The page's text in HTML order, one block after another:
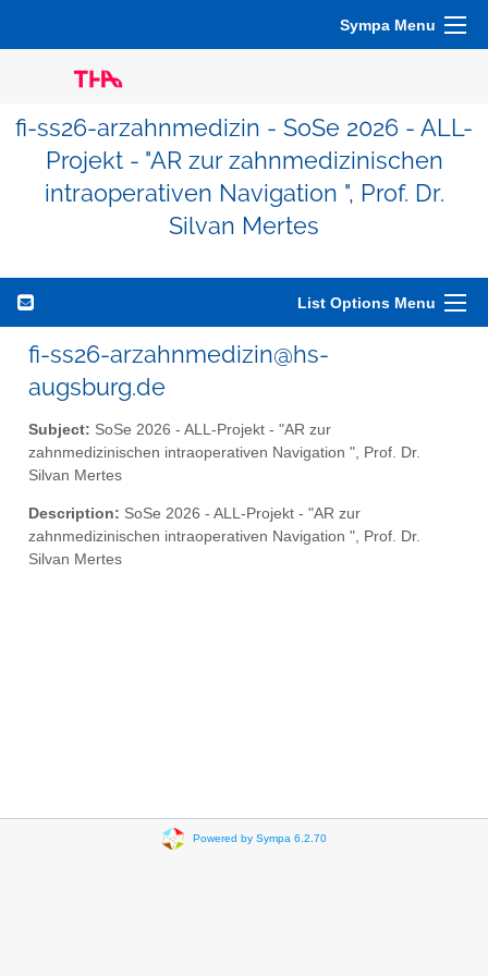
Sympa Menu
fi-ss26-arzahnmedizin - SoSe 2026 - ALL-
Projekt - "AR zur zahnmedizinischen
intraoperativen Navigation ", Prof. Dr.
Silvan Mertes
List Options Menu
fi-ss26-arzahnmedizin@hs-
augsburg.de
Subject: SoSe 2026 - ALL-Projekt - "AR zur
zahnmedizinischen intraoperativen Navigation ", Prof. Dr.
Silvan Mertes
Description: SoSe 2026 - ALL-Projekt - "AR zur
zahnmedizinischen intraoperativen Navigation ", Prof. Dr.
Silvan Mertes
Powered by Sympa 6.2.70